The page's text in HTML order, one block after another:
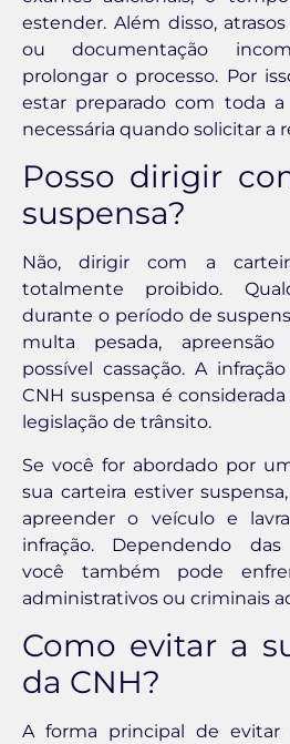
estender. Além disso,
ou documentação
prolongar o processo. Por
estar preparado com toda
necessária quando solicitar a
Posso dirigir
suspensa?
Não, dirigir com a
totalmente proibido.
durante o período de
multa pesada,
possível cassação. A
CNH suspensa é
legislação de trânsito.
Se você for abordado por
sua carteira estiver
apreender o veículo e
infração. Dependendo das
você também pode
administrativos ou criminais
Como evitar a
da CNH?
A forma principal de evitar